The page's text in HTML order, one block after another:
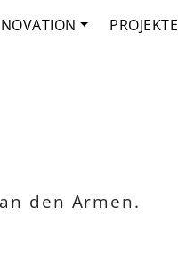
PROJEKTE
den Armen.